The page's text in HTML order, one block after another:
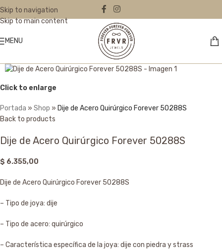
Skip to navigation
Skip to main content
MENU
Click to enlarge
Portada » Shop » Dije de Acero Quirúrgico Forever 50288S
Back to products
Dije de Acero Quirúrgico Forever 50288S
$ 6.355,00
Dije de Acero Quirúrgico Forever 50288S
– Tipo de joya: dije
– Tipo de acero: quirúrgico
– Característica específica de la joya: dije con piedra y strass